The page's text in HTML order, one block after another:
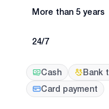
More than 5 years
24/7
Cash
Bank
Card payment